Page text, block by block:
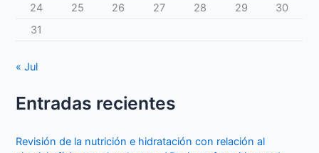
24
25 26 27 28 29
30
31
« Jul
Entradas recientes
Revisión de la nutrición e hidratación con relación al